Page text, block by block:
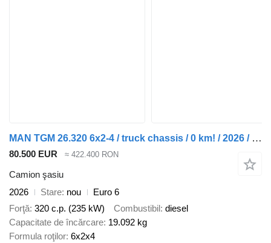
MAN TGM 26.320 6x2-4 / truck chassis / 0 km! / 2026 / steering axle
80.500 EUR ≈ 422.400 RON
Camion şasiu
2026
Stare nou
Euro 6
Forţă 320 c.p. (235 kW) Combustibil diesel
Capacitate de încărcare 19.092 kg
Formula roţilor 6x2x4